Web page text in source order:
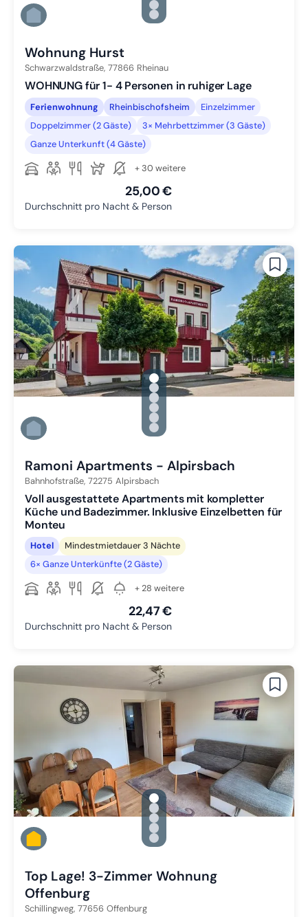
Zu Slide 4 wechseln
Zu Slide 5 wechseln
Zu Slide 6 wechseln
Wohnung Hurst
Schwarzwaldstraße, 77866 Rheinau
WOHNUNG für 1- 4 Personen in ruhiger Lage
Ferienwohnung Rheinbischofsheim
Einzelzimmer
Doppelzimmer (2 Gäste)
3× Mehrbettzimmer (3 Gäste)
Ganze Unterkunft (4 Gäste)
+ 30 weitere
25,00 €
Durchschnitt pro Nacht & Person
gallery.slide_selector
Zu Slide 1 wechseln
Zu Slide 2 wechseln
Zu Slide 3 wechseln
Zu Slide 4 wechseln
Zu Slide 5 wechseln
Zu Slide 6 wechseln
Ramoni Apartments - Alpirsbach
Bahnhofstraße, 72275 Alpirsbach
Voll ausgestattete Apartments mit kompletter
Küche und Badezimmer. Inklusive Einzelbetten für
Monteu
Hotel
Mindestmietdauer 3 Nächte
6× Ganze Unterkünfte (2 Gäste)
+ 28 weitere
22,47 €
Durchschnitt pro Nacht & Person
gallery.slide_selector
Zu Slide 1 wechseln
Zu Slide 2 wechseln
Zu Slide 3 wechseln
Zu Slide 4 wechseln
Zu Slide 5 wechseln
Top Lage! 3-Zimmer Wohnung
Offenburg
Schillingweg, 77656 Offenburg